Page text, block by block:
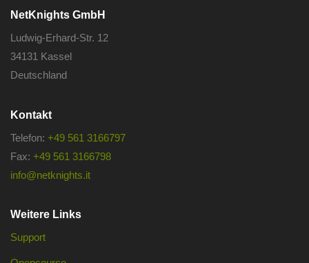
NetKnights GmbH
Ludwig-Erhard-Str. 12
34131 Kassel
Deutschland
Kontakt
Telefon: +49 561 3166797
Fax: +49 561 3166798
info@netknights.it
Weitere Links
Support